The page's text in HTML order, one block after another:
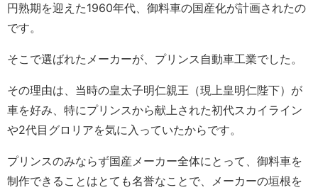
円熟期を迎えた1960年代、御料車の国産化が計画されたの
です。
そこで選ばれたメーカーが、プリンス自動車工業でした。
その理由は、当時の皇太子明仁親王（現上皇明仁陛下）が
車を好み、特にプリンスから献上された初代スカイライン
や2代目グロリアを気に入っていたからです。
プリンスのみならず国産メーカー全体にとって、御料車を
制作できることはとても名誉なことで、メーカーの垣根を